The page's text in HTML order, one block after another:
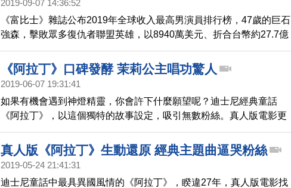
2019-09-07 14:36:52
《富比士》雜誌公布2019年全球收入最高男演員排行榜，47歲的巨石
強森，擊敗眾多復仇者聯盟英雄，以8940萬美元、折合台幣約27.7億
的年收入，名列第一。女演員則由黑寡婦史嘉蕾喬韓森，以5600萬美
元、折合台幣17.3億，蟬聯冠軍。
《阿拉丁》口碑發酵 茉莉公主唱功驚人
2019-06-07 19:31:41
如果有機會遇到神燈精靈，你會許下什麼願望呢？迪士尼經典童話
《阿拉丁》，以這個獨特的故事設定，吸引無數粉絲。真人版電影更
結合精彩歌舞，由主角演員親自演唱經典歌曲，令粉絲大為驚艷，票
房相當亮眼。
真人版《阿拉丁》生動還原 經典主題曲逼哭粉絲
2019-05-24 21:41:31
迪士尼童話中最具異國風情的《阿拉丁》，睽違27年，真人版電影找